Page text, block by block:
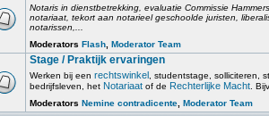
Notaris in dienstbetrekking, evaluatie Commissie
notariaat, tekort aan notarieel geschoolde juristen,
notarissen,...
Moderators Flash Moderator Team
Stage / Praktijk ervaringen
Werken bij een rechtswinkel , studentstage, solliciteren,
bedrijfsleven, het Notariaat of de Rechterlijke Macht .
Moderators Nemine contradicente Moderator Team